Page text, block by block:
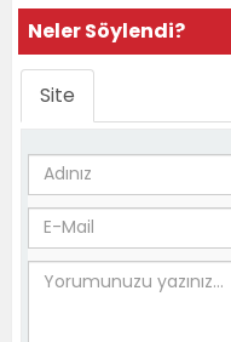
Neler Söylendi?
Site